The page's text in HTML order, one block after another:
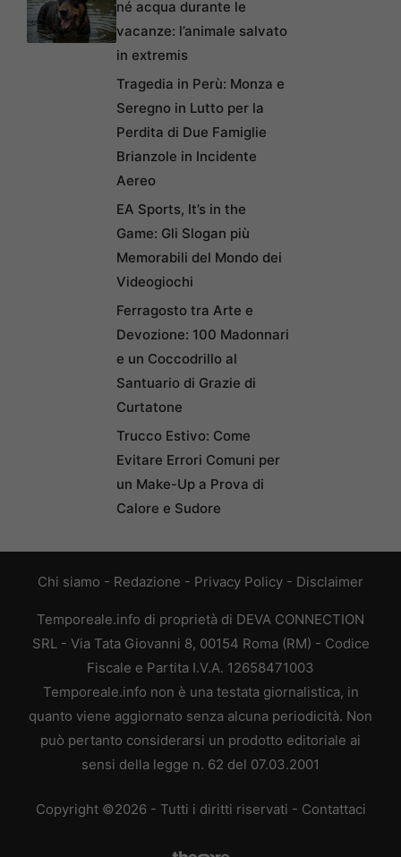
né acqua durante le
vacanze: l’animale salvato
in extremis
Tragedia in Perù: Monza e
Seregno in Lutto per la
Perdita di Due Famiglie
Brianzole in Incidente
Aereo
EA Sports, It’s in the
Game: Gli Slogan più
Memorabili del Mondo dei
Videogiochi
Ferragosto tra Arte e
Devozione: 100 Madonnari
e un Coccodrillo al
Santuario di Grazie di
Curtatone
Trucco Estivo: Come
Evitare Errori Comuni per
un Make-Up a Prova di
Calore e Sudore
Chi siamo - Redazione - Privacy Policy - Disclaimer
Temporeale.info di proprietà di DEVA CONNECTION
SRL - Via Tata Giovanni 8, 00154 Roma (RM) - Codice
Fiscale e Partita I.V.A. 12658471003
Temporeale.info non è una testata giornalistica, in
quanto viene aggiornato senza alcuna periodicità. Non
può pertanto considerarsi un prodotto editoriale ai
sensi della legge n. 62 del 07.03.2001
Copyright ©2026 - Tutti i diritti riservati - Contattaci